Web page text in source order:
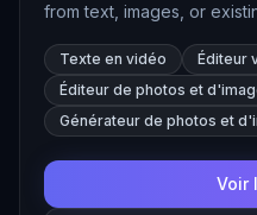
from text, images, or
to-video, and video
production accessible to
and educators.
Texte en vidéo
Éditeur
Éditeur de photos et
Générateur de photos et
Voir